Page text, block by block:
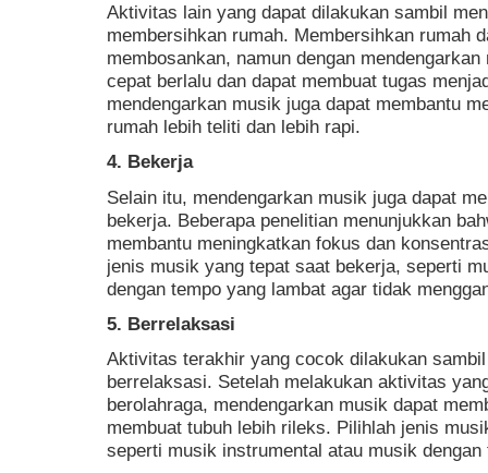
Aktivitas lain yang dapat dilakukan sambil
membersihkan rumah. Membersihkan rumah
membosankan, namun dengan
cepat berlalu dan dapat membuat tugas
mendengarkan musik juga dapat membantu
rumah lebih teliti dan lebih rapi.
4. Bekerja
Selain itu, mendengarkan musik juga dapat
bekerja. Beberapa penelitian menunjukkan
membantu meningkatkan fokus dan
jenis musik yang tepat saat bekerja, seperti
dengan tempo yang lambat agar tidak
5. Berrelaksasi
Aktivitas terakhir yang cocok dilakukan
berrelaksasi. Setelah melakukan aktivitas
berolahraga, mendengarkan musik dapat
membuat tubuh lebih rileks. Pilihlah jenis
seperti musik instrumental atau musik dengan